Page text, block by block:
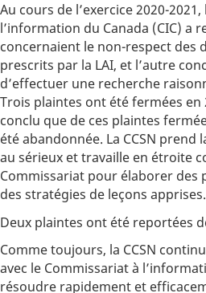
Au cours de l’exercice 2020-
l’information du Canada (CIC) a
concernaient le non-respect des
prescrits par la LAI, et l’autre
d’effectuer une recherche
Trois plaintes ont été fermées en
conclu que de ces plaintes
été abandonnée. La CCSN prend
au sérieux et travaille en étroite
Commissariat pour élaborer des
des stratégies de leçons apprises.
Deux plaintes ont été reportées
Comme toujours, la CCSN
avec le Commissariat à
résoudre rapidement et